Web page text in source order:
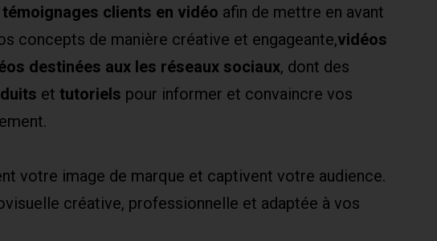
témoignages clients en vidéo afin de mettre en avant
concepts de manière créative et engageante,vidéos
destinées aux les réseaux sociaux, dont des
et tutoriels pour informer et convaincre vos
votre image de marque et captivent votre audience.
créative, professionnelle et adaptée à vos